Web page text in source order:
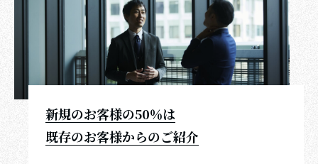
新規のお客様の50％は
既存のお客様からのご紹介